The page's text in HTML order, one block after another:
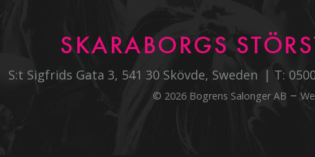
SKARABORGS
S:t Sigfrids Gata 3, 541 30 Skövde, Sweden T:
© 2026 Bogrens Salonger AB –